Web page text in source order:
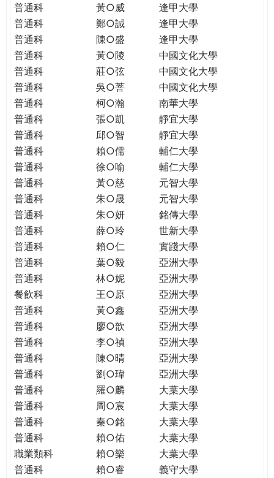
普通科
黃○威
逢甲大學
普通科
鄭○誠
逢甲大學
普通科
陳○盛
逢甲大學
普通科
黃○陵
中國文化大學
普通科
莊○弦
中國文化大學
普通科
吳○菩
中國文化大學
普通科
柯○瀚
南華大學
普通科
張○凱
靜宜大學
普通科
邱○智
靜宜大學
普通科
賴○儒
輔仁大學
普通科
徐○喻
輔仁大學
普通科
黃○慈
元智大學
普通科
朱○晟
元智大學
普通科
朱○妍
銘傳大學
普通科
薛○玲
世新大學
普通科
賴○仁
實踐大學
普通科
葉○毅
亞洲大學
普通科
林○妮
亞洲大學
餐飲科
王○原
亞洲大學
普通科
黃○鑫
亞洲大學
普通科
廖○歆
亞洲大學
普通科
李○禎
亞洲大學
普通科
陳○晴
亞洲大學
普通科
劉○瑋
亞洲大學
普通科
羅○麟
大葉大學
普通科
周○宸
大葉大學
普通科
秦○銘
大葉大學
普通科
賴○佑
大葉大學
職業類科
賴○樂
大葉大學
普通科
賴○睿
義守大學